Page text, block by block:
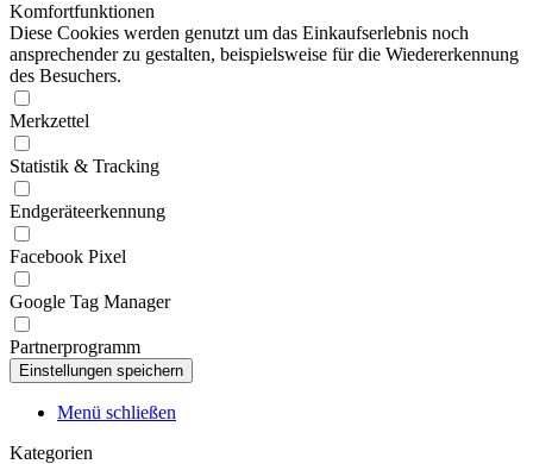
Komfortfunktionen
Diese Cookies werden genutzt um das Einkaufserlebnis noch
ansprechender zu gestalten, beispielsweise für die Wiedererkennung
des Besuchers.
Merkzettel
Statistik & Tracking
Endgeräteerkennung
Facebook Pixel
Google Tag Manager
Partnerprogramm
Menü schließen
Kategorien